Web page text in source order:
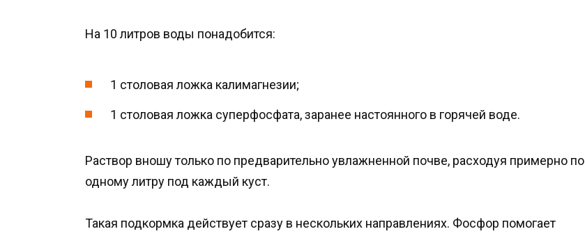
На 10 литров воды понадобится:
1 столовая ложка калимагнезии;
1 столовая ложка суперфосфата, заранее настоянного в горячей воде.
Раствор вношу только по предварительно увлажненной почве, расходуя примерно по
одному литру под каждый куст.
Такая подкормка действует сразу в нескольких направлениях. Фосфор помогает